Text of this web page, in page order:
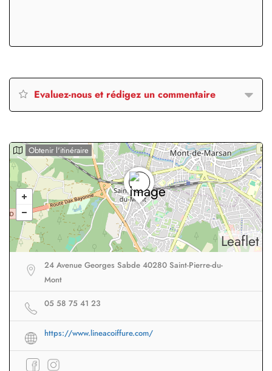
Evaluez-nous et rédigez un commentaire
Leaflet
Obtenir l'itinéraire
24 Avenue Georges Sabde 40280 Saint-Pierre-du-
Mont
05 58 75 41 23
https://www.lineacoiffure.com/